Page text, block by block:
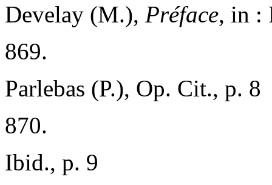
Develay (M.), Préface, in :
869.
Parlebas (P.), Op. Cit., p. 8
870.
Ibid., p. 9